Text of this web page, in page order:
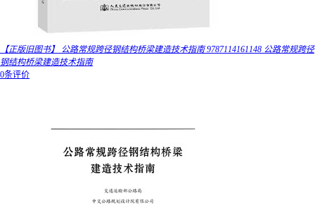
【正版旧图书】 公路常规跨径钢结构桥梁建造技术指南 9787114161148 公路常规跨径
钢结构桥梁建造技术指南
0条评价